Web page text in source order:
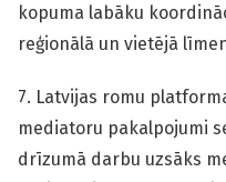
kopuma labāku
reģionālā un vietējā
7. Latvijas romu
mediatoru pakalpojumi
drīzumā darbu uzsāks